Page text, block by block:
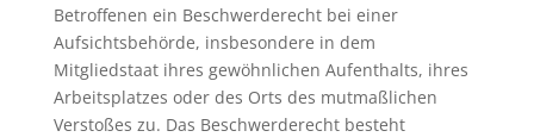
Betroffenen ein Beschwerderecht bei einer
Aufsichtsbehörde, insbesondere in dem
Mitgliedstaat ihres gewöhnlichen Aufenthalts, ihres
Arbeitsplatzes oder des Orts des mutmaßlichen
Verstoßes zu. Das Beschwerderecht besteht